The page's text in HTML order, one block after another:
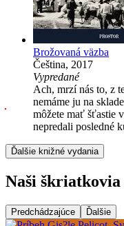
Brožovaná väzba
Čeština, 2017
Vypredané
Ach, mrzí nás to, z
nemáme ju na
môžete mať šťastie
nepredali posledné
Ďalšie knižné vydania
Naši
Predchádzajúce Ďalšie